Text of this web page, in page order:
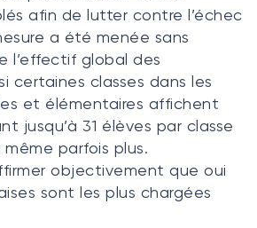
afin de lutter contre l’échec
a été menée sans
l’effectif global des
certaines classes dans les
et élémentaires affichent
jusqu’à 31 élèves par classe
parfois plus.
objectivement que oui
sont les plus chargées